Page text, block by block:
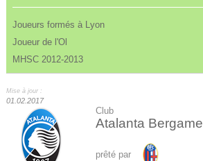
Joueurs formés à Lyon
Joueur de l'Ol
MHSC 2012-2013
Mise à jour :
01.02.2017
Club
Atalanta Bergame
prêté par